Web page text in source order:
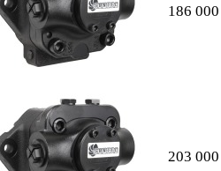
186 000
203 000